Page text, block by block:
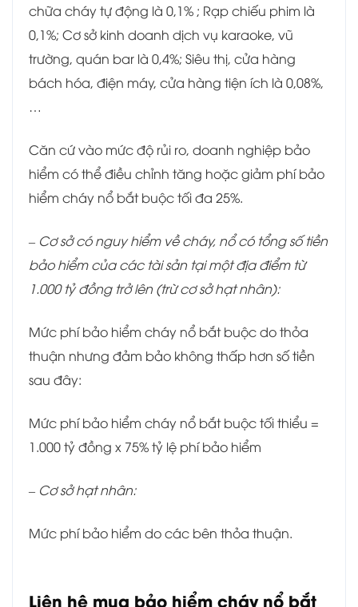
chữa cháy tự động là 0,1% ; Rạp chiếu phim là
0,1%; Cơ sở kinh doanh dịch vụ karaoke, vũ
trường, quán bar là 0,4%; Siêu thị, cửa hàng
bách hóa, điện máy, cửa hàng tiện ích là 0,08%,
…
Căn cứ vào mức độ rủi ro, doanh nghiệp bảo
hiểm có thể điều chỉnh tăng hoặc giảm phí bảo
hiểm cháy nổ bắt buộc tối đa 25%.
– Cơ sở có nguy hiểm về cháy, nổ có tổng số tiền
bảo hiểm của các tài sản tại một địa điểm từ
1.000 tỷ đồng trở lên (trừ cơ sở hạt nhân):
Mức phí bảo hiểm cháy nổ bắt buộc do thỏa
thuận nhưng đảm bảo không thấp hơn số tiền
sau đây:
Mức phí bảo hiểm cháy nổ bắt buộc tối thiểu =
1.000 tỷ đồng x 75% tỷ lệ phí bảo hiểm
– Cơ sở hạt nhân:
Mức phí bảo hiểm do các bên thỏa thuận.
Liên hệ mua bảo hiểm cháy nổ bắt